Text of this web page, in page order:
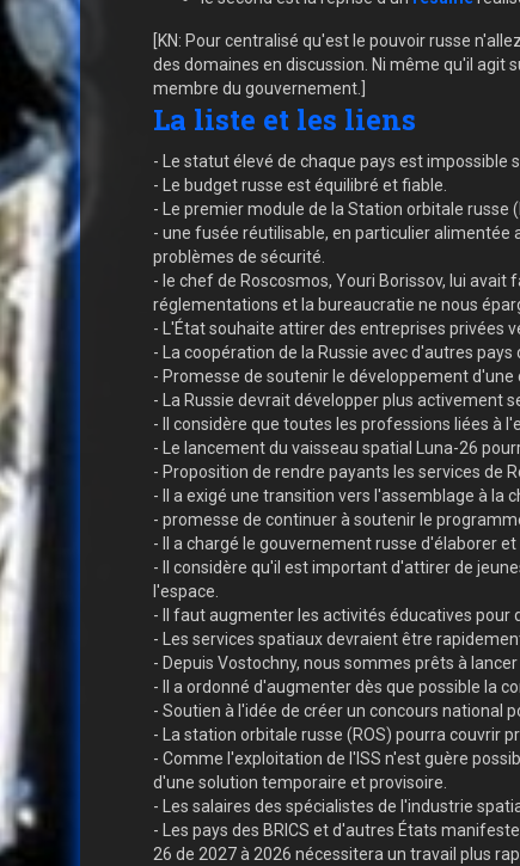
[KN: Pour centralisé qu'est le pouvoir russe
des domaines en discussion. Ni même qu'il
membre du gouvernement.]
La liste et les liens
- Le statut élevé de chaque pays est impossible
- Le budget russe est équilibré et fiable.
- Le premier module de la Station orbitale russe
- une fusée réutilisable, en particulier alimentée
problèmes de sécurité.
- le chef de Roscosmos, Youri Borissov, lui
réglementations et la bureaucratie ne nous
- L'État souhaite attirer des entreprises privées
- La coopération de la Russie avec d'autres
- Promesse de soutenir le développement
- La Russie devrait développer plus activement
- Il considère que toutes les professions liées à
- Le lancement du vaisseau spatial Luna-26
- Proposition de rendre payants les services de
- Il a exigé une transition vers l'assemblage à la
- promesse de continuer à soutenir le
- Il a chargé le gouvernement russe d'élaborer
- Il considère qu'il est important d'attirer de
l'espace.
- Il faut augmenter les activités éducatives pour
- Les services spatiaux devraient être
- Depuis Vostochny, nous sommes prêts à
- Il a ordonné d'augmenter dès que possible la
- Soutien à l'idée de créer un concours national
- La station orbitale russe (ROS) pourra couvrir
- Comme l'exploitation de l'ISS n'est guère
d'une solution temporaire et provisoire.
- Les salaires des spécialistes de l'industrie
- Les pays des BRICS et d'autres États
26 de 2027 à 2026 nécessitera un travail plus